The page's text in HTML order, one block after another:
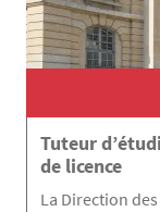
Tuteur
de licence
La Direction